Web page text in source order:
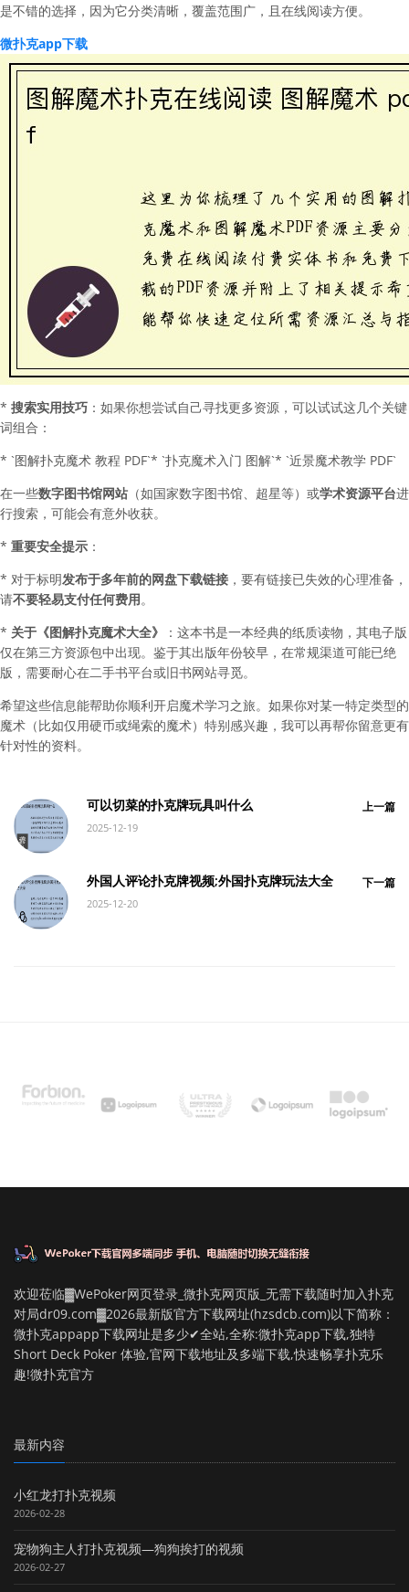
是不错的选择，因为它分类清晰，覆盖范围广，且在线阅读方便。
微扑克app下载
* 搜索实用技巧 ：如果你想尝试自己寻找更多资源，可以试试这几个关键
词组合：
* `图解扑克魔术 教程 PDF`* `扑克魔术入门 图解`* `近景魔术教学 PDF`
在一些数字图书馆网站 （如国家数字图书馆、超星等）或学术资源平台进
行搜索，可能会有意外收获。
* 重要安全提示 ：
* 对于标明发布于多年前的网盘下载链接 ，要有链接已失效的心理准备，
请不要轻易支付任何费用。
* 关于《图解扑克魔术大全》
：这本书是一本经典的纸质读物，其电子版
仅在第三方资源包中出现。鉴于其出版年份较早，在常规渠道可能已绝
版，需要耐心在二手书平台或旧书网站寻觅。
希望这些信息能帮助你顺利开启魔术学习之旅。如果你对某一特定类型的
魔术（比如仅用硬币或绳索的魔术）特别感兴趣，我可以再帮你留意更有
针对性的资料。
可以切菜的扑克牌玩具叫什么
2025-12-19
上一篇
外国人评论扑克牌视频;外国扑克牌玩法大全
2025-12-20
下一篇
欢迎莅临▓WePoker网页登录_微扑克网页版_无需下载随时加入扑克
对局dr09.com▓2026最新版官方下载网址(hzsdcb.com)以下简称：
微扑克appapp下载网址是多少✔全站,全称:微扑克app下载,独特
Short Deck Poker 体验,官网下载地址及多端下载,快速畅享扑克乐
趣!微扑克官方
最新内容
小红龙打扑克视频
2026-02-28
宠物狗主人打扑克视频—狗狗挨打的视频
2026-02-27